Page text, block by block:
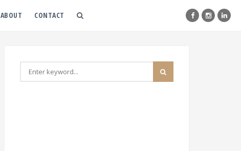
ABOUT CONTACT